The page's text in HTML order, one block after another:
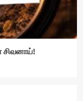
சிவனாய்!